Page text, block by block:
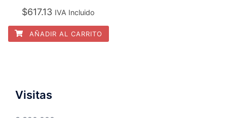
$617.13 IVA Incluido
AÑADIR AL CARRITO
Visitas